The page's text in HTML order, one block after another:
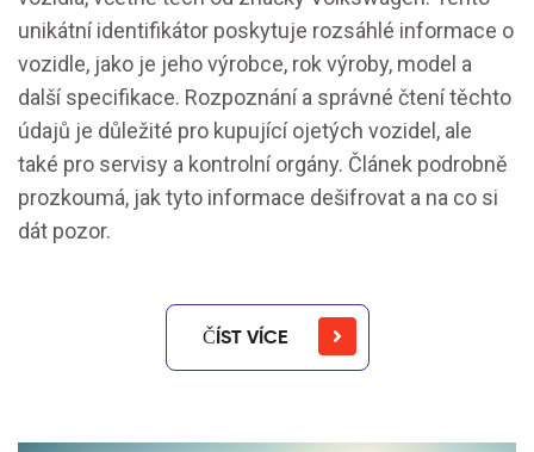
unikátní identifikátor poskytuje rozsáhlé informace o
vozidle, jako je jeho výrobce, rok výroby, model a
další specifikace. Rozpoznání a správné čtení těchto
údajů je důležité pro kupující ojetých vozidel, ale
také pro servisy a kontrolní orgány. Článek podrobně
prozkoumá, jak tyto informace dešifrovat a na co si
dát pozor.
ČÍST VÍCE